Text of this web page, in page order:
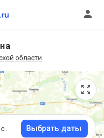
области
Киржачский район, Владимирская область Выбрать даты